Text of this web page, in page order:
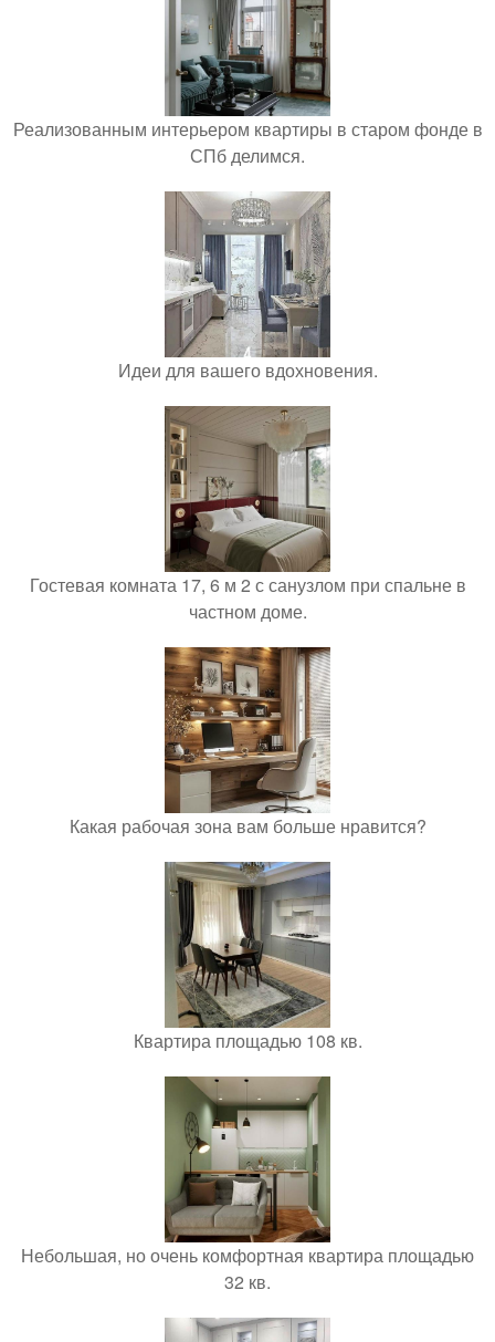
Реализованным интерьером квартиры в старом фонде в
СПб делимся.
Идеи для вашего вдохновения.
Гостевая комната 17, 6 м 2 с санузлом при спальне в
частном доме.
Какая рабочая зона вам больше нравится?
Квартира площадью 108 кв.
Небольшая, но очень комфортная квартира площадью
32 кв.